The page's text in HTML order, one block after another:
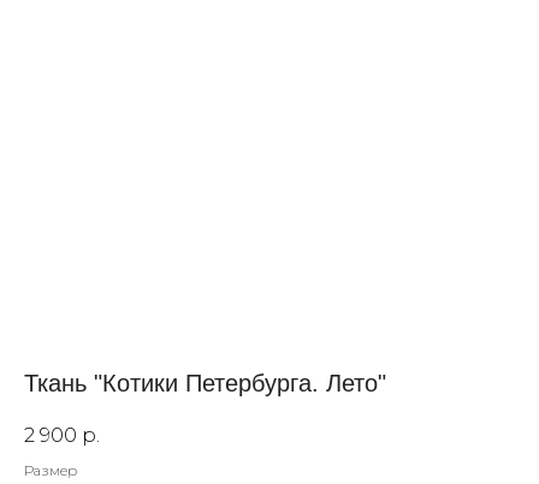
Ткань "Котики Петербурга. Лето"
2 900 р.
Размер